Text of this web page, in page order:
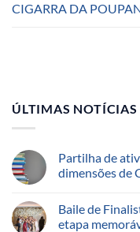
CIGARRA DA
ÚLTIMAS NOTÍCIAS
Partilha de
dimensões de
Baile de
etapa